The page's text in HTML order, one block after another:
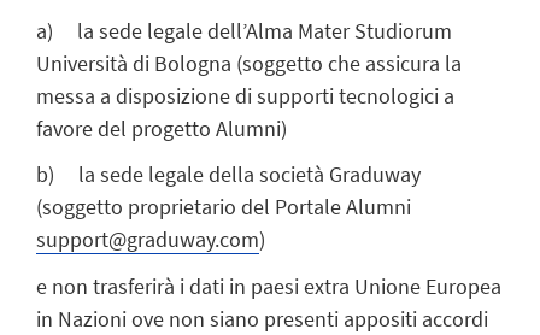
a) la sede legale dell’Alma Mater Studiorum
Università di Bologna (soggetto che assicura la
messa a disposizione di supporti tecnologici a
favore del progetto Alumni)
b) la sede legale della società Graduway
(soggetto proprietario del Portale Alumni
support@graduway.com)
e non trasferirà i dati in paesi extra Unione Europea
in Nazioni ove non siano presenti appositi accordi